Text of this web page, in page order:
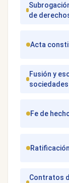
de
Acta
Fusión y
sociedades
Fe de
Contratos